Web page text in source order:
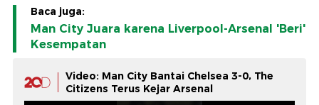
Baca juga:
Man City Juara karena Liverpool-Arsenal 'Beri'
Kesempatan
Video: Man City Bantai Chelsea 3-0, The
Citizens Terus Kejar Arsenal